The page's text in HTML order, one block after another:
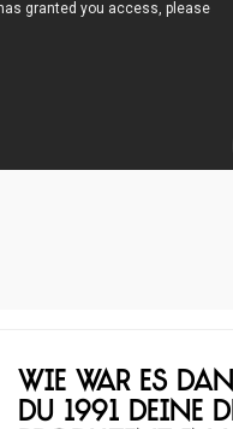
Wie war es
du 1991 deine